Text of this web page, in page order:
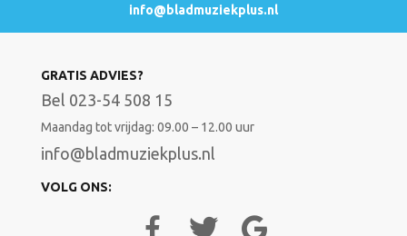
info@bladmuziekplus.nl
GRATIS ADVIES?
Bel 023-54 508 15
Maandag tot vrijdag: 09.00 – 12.00 uur
info@bladmuziekplus.nl
VOLG ONS: